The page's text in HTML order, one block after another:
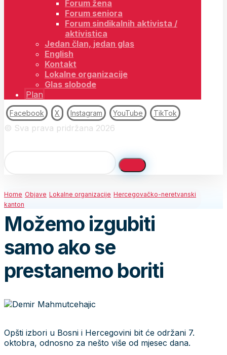
Forum žena
Forum seniora
Forum sindikalnih aktivista /
aktivistica
Jedan član, jedan glas
English
Kontakt
Lokalne organizacije
Glas slobode
Plan
Facebook X Instagram YouTube TikTok
© Sva prava pridržana 2026
Home Objave Lokalne organizacije Hercegovačko-neretvanski
kanton
Možemo izgubiti
samo ako se
prestanemo boriti
Opšti izbori u Bosni i Hercegovini bit će održani 7.
oktobra, odnosno za nešto više od mjesec dana.